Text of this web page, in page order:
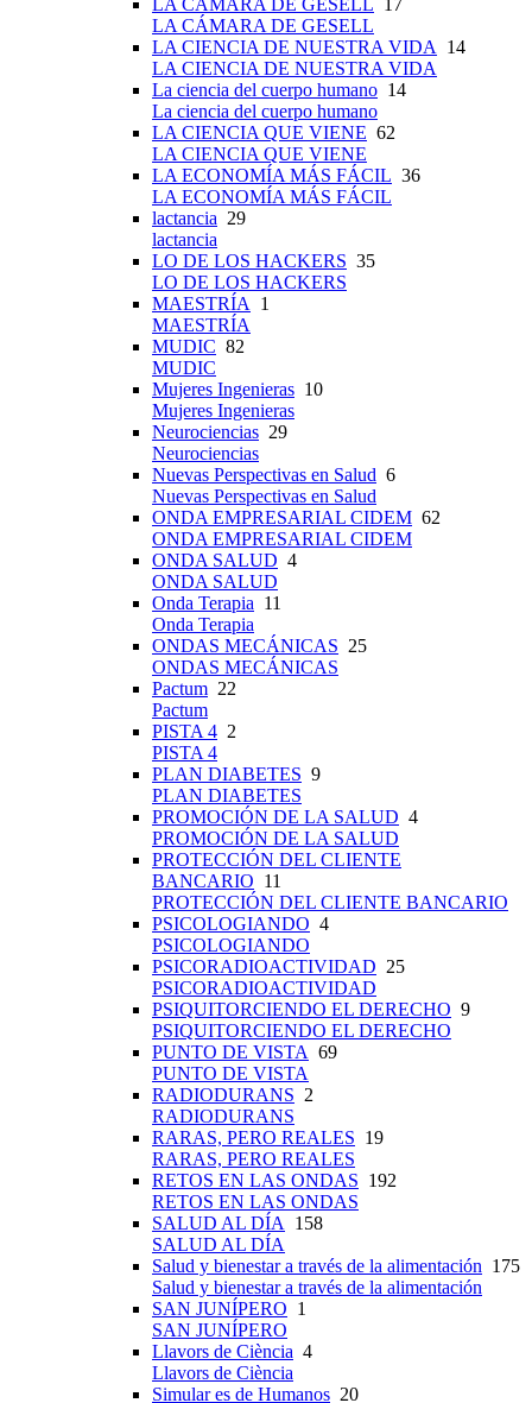
LA CÁMARA DE GESELL 17
LA CÁMARA DE GESELL
LA CIENCIA DE NUESTRA VIDA
14
LA CIENCIA DE NUESTRA VIDA
La ciencia del cuerpo humano 14
La ciencia del cuerpo humano
LA CIENCIA QUE VIENE 62
LA CIENCIA QUE VIENE
LA ECONOMÍA MÁS FÁCIL 36
LA ECONOMÍA MÁS FÁCIL
lactancia 29
lactancia
LO DE LOS HACKERS 35
LO DE LOS HACKERS
MAESTRÍA
1
MAESTRÍA
MUDIC 82
MUDIC
Mujeres Ingenieras 10
Mujeres Ingenieras
Neurociencias 29
Neurociencias
Nuevas Perspectivas en Salud 6
Nuevas Perspectivas en Salud
ONDA EMPRESARIAL CIDEM 62
ONDA EMPRESARIAL CIDEM
ONDA SALUD 4
ONDA SALUD
Onda Terapia 11
Onda Terapia
ONDAS MECÁNICAS 25
ONDAS MECÁNICAS
Pactum 22
Pactum
PISTA 4 2
PISTA 4
PLAN DIABETES 9
PLAN DIABETES
PROMOCIÓN DE LA SALUD 4
PROMOCIÓN DE LA SALUD
PROTECCIÓN DEL CLIENTE
BANCARIO 11
PROTECCIÓN DEL CLIENTE BANCARIO
PSICOLOGIANDO 4
PSICOLOGIANDO
PSICORADIOACTIVIDAD 25
PSICORADIOACTIVIDAD
PSIQUITORCIENDO EL DERECHO 9
PSIQUITORCIENDO EL DERECHO
PUNTO DE VISTA 69
PUNTO DE VISTA
RADIODURANS 2
RADIODURANS
RARAS, PERO REALES 19
RARAS, PERO REALES
RETOS EN LAS ONDAS 192
RETOS EN LAS ONDAS
SALUD AL DÍA
158
SALUD AL DÍA
Salud y bienestar a través de la alimentación 175
Salud y bienestar a través de la alimentación
SAN JUNÍPERO 1
SAN JUNÍPERO
Llavors de Ciència 4
Llavors de Ciència
Simular es de Humanos 20